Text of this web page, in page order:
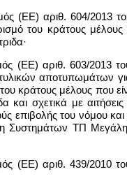
(ΕΕ) αριθ. 604/2013
του κράτους
(ΕΕ) αριθ. 603/2013
αποτυπωμάτων
κράτους μέλους που
σχετικά με
του νόμου και
Συστημάτων ΤΠ
(ΕΕ) αριθ. 439/2010